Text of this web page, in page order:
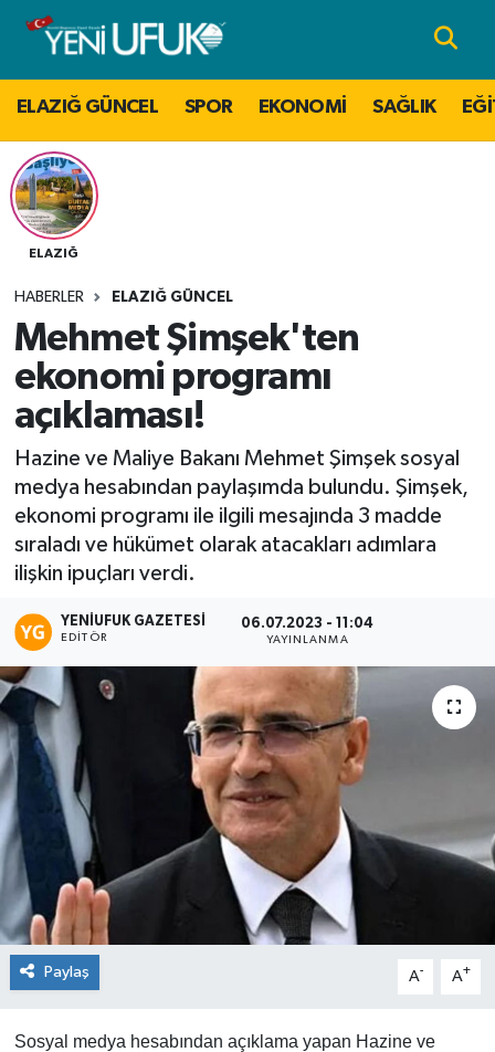
ELAZIĞ GÜNCEL SPOR EKONOMİ SAĞLIK
ELAZIĞ
HABERLER ELAZIĞ GÜNCEL
Mehmet Şimşek'ten
ekonomi programı
açıklaması!
Hazine ve Maliye Bakanı Mehmet Şimşek sosyal
medya hesabından paylaşımda bulundu. Şimşek,
ekonomi programı ile ilgili mesajında 3 madde
sıraladı ve hükümet olarak atacakları adımlara
ilişkin ipuçları verdi.
YENIUFUK GAZETESI
EDITÖR
06.07.2023 - 11:04
YAYINLANMA
Paylaş A- A+
Sosyal medya hesabından açıklama yapan Hazine ve
Nöbetçi Eczaneler
Hava Durumu
Namaz Vakitleri
Trafik Durumu
Tüm Manşetler
Son Dakika Haberleri
Haber Arşivi